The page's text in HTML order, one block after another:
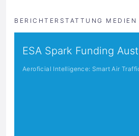
BERICHTERSTATTUNG MEDIEN
ESA Spark Funding
Aeroficial Intelligence: Smart Air